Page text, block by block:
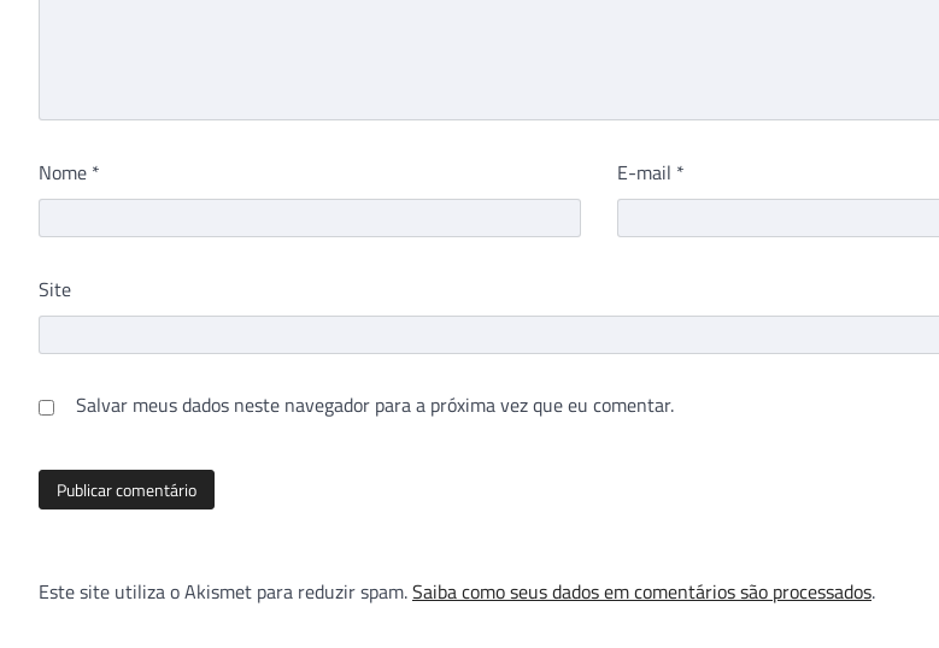
Nome * E-mail *
Site
Salvar meus dados neste navegador para a próxima vez que eu comentar.
Este site utiliza o Akismet para reduzir spam.Saiba como seus dados em comentários são processados.